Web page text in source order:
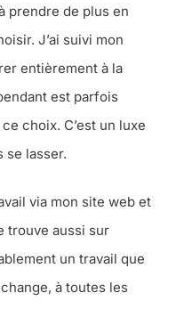
prendre de plus en
J’ai suivi mon
entièrement à la
est parfois
choix. C’est un luxe
se lasser.
via mon site web et
trouve aussi sur
un travail que
à toutes les